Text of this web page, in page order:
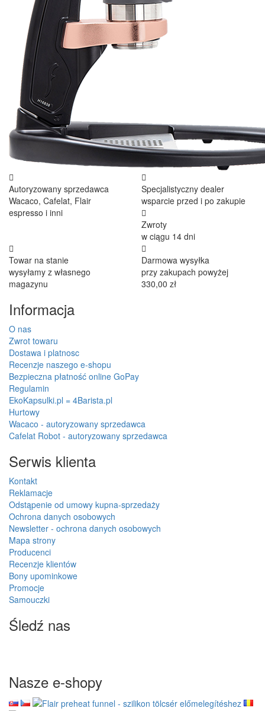
Autoryzowany sprzedawca
Wacaco, Cafelat, Flair
espresso i inni
Specjalistyczny dealer
wsparcie przed i po zakupie
Zwroty
w ciągu 14 dni
Towar na stanie
wysyłamy z własnego
magazynu
Darmowa wysyłka
przy zakupach powyżej
330,00 zł
Informacja
O nas
Zwrot towaru
Dostawa i platnosc
Recenzje naszego e-shopu
Bezpieczna płatność online GoPay
Regulamin
EkoKapsulki.pl = 4Barista.pl
Hurtowy
Wacaco - autoryzowany sprzedawca
Cafelat Robot - autoryzowany sprzedawca
Serwis klienta
Kontakt
Reklamacje
Odstąpenie od umowy kupna-sprzedaży
Ochrona danych osobowych
Newsletter - ochrona danych osobowych
Mapa strony
Producenci
Recenzje klientów
Bony upominkowe
Promocje
Samouczki
Śledź nas
Nasze e-shopy